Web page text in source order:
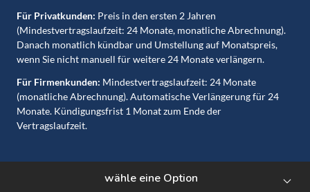
Für Privatkunden: Preis in den ersten 2 Jahren
(Mindestvertragslaufzeit: 24 Monate, monatliche Abrechnung).
Danach monatlich kündbar und Umstellung auf Monatspreis,
wenn Sie nicht manuell für weitere 24 Monate verlängern.
Für Firmenkunden: Mindestvertragslaufzeit: 24 Monate
(monatliche Abrechnung). Automatische Verlängerung für 24
Monate. Kündigungsfrist 1 Monat zum Ende der
Vertragslaufzeit.
wähle eine Option